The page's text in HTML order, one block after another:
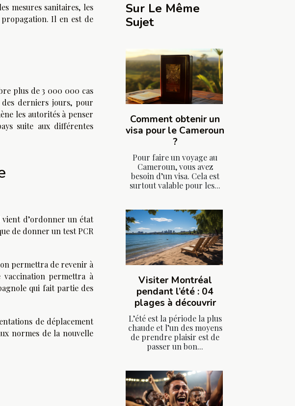
mesures sanitaires, les
Il en est de
plus de 3 000 000 cas
derniers jours, pour
les autorités à penser
suite aux différentes
vient d’ordonner un état
de donner un test PCR
permettra de revenir à
vaccination permettra à
qui fait partie des
de déplacement
normes de la nouvelle
Sur Le Même
Sujet
Comment obtenir un
visa pour le Cameroun
?
Pour faire un voyage au
Cameroun, vous avez
besoin d’un visa. Cela est
surtout valable pour les...
Visiter Montréal
pendant l’été : 04
plages à découvrir
L’été est la période la plus
chaude et l’un des moyens
de prendre plaisir est de
passer un bon...